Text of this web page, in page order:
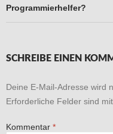
Programmierhelfer?
SCHREIBE EINEN
Deine E-Mail-Adresse wird
Erforderliche Felder sind mit
Kommentar *